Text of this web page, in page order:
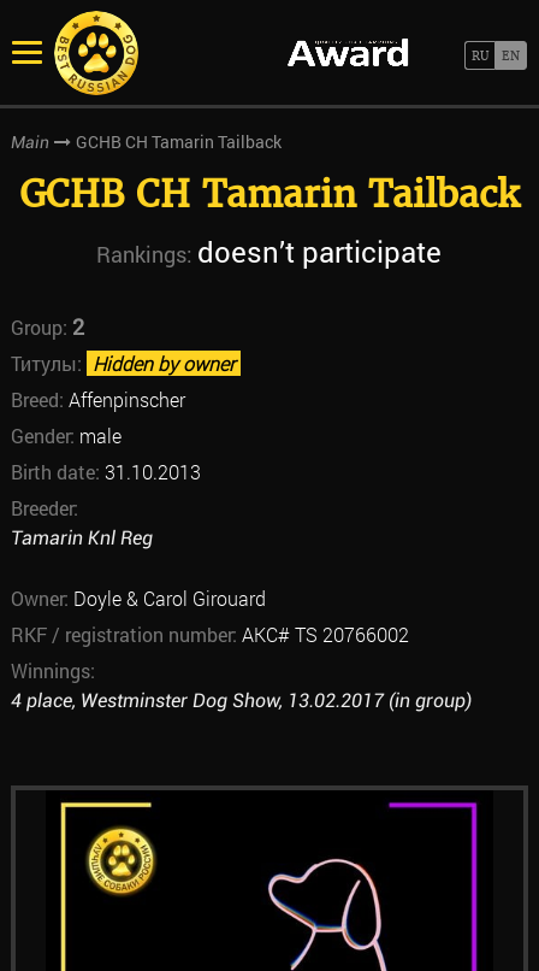
Main GCHB CH Tamarin Tailback
GCHB CH Tamarin Tailback
Rankings: doesn’t participate
Group: 2
Титулы: Hidden by owner
Breed: Affenpinscher
Gender: male
Birth date: 31.10.2013
Breeder:
Tamarin Knl Reg
Owner: Doyle & Carol Girouard
RKF / registration number: AKC# TS 20766002
Winnings:
4 place, Westminster Dog Show, 13.02.2017 (in group)